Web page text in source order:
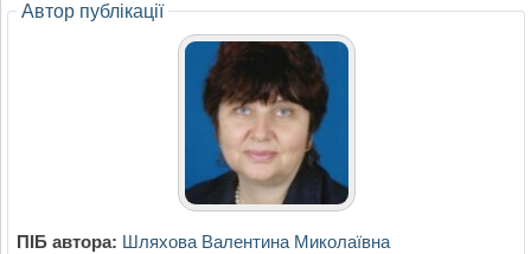
Автор публікації
ПІБ автора: Шляхова Валентина Миколаївна